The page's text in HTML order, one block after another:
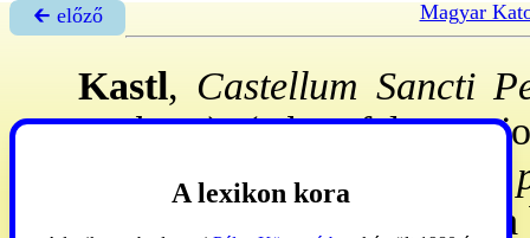
🡰 előző Magyar
Kastl, Castellum Sancti
Amberg)(Oberpfalz,
1098: főurak alapították, a
tó mellett) népesítették be
A lexikon kora